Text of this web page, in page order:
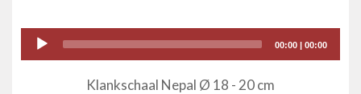
Player
00:00 | 00:00
Klankschaal Nepal Ø 18 - 20 cm